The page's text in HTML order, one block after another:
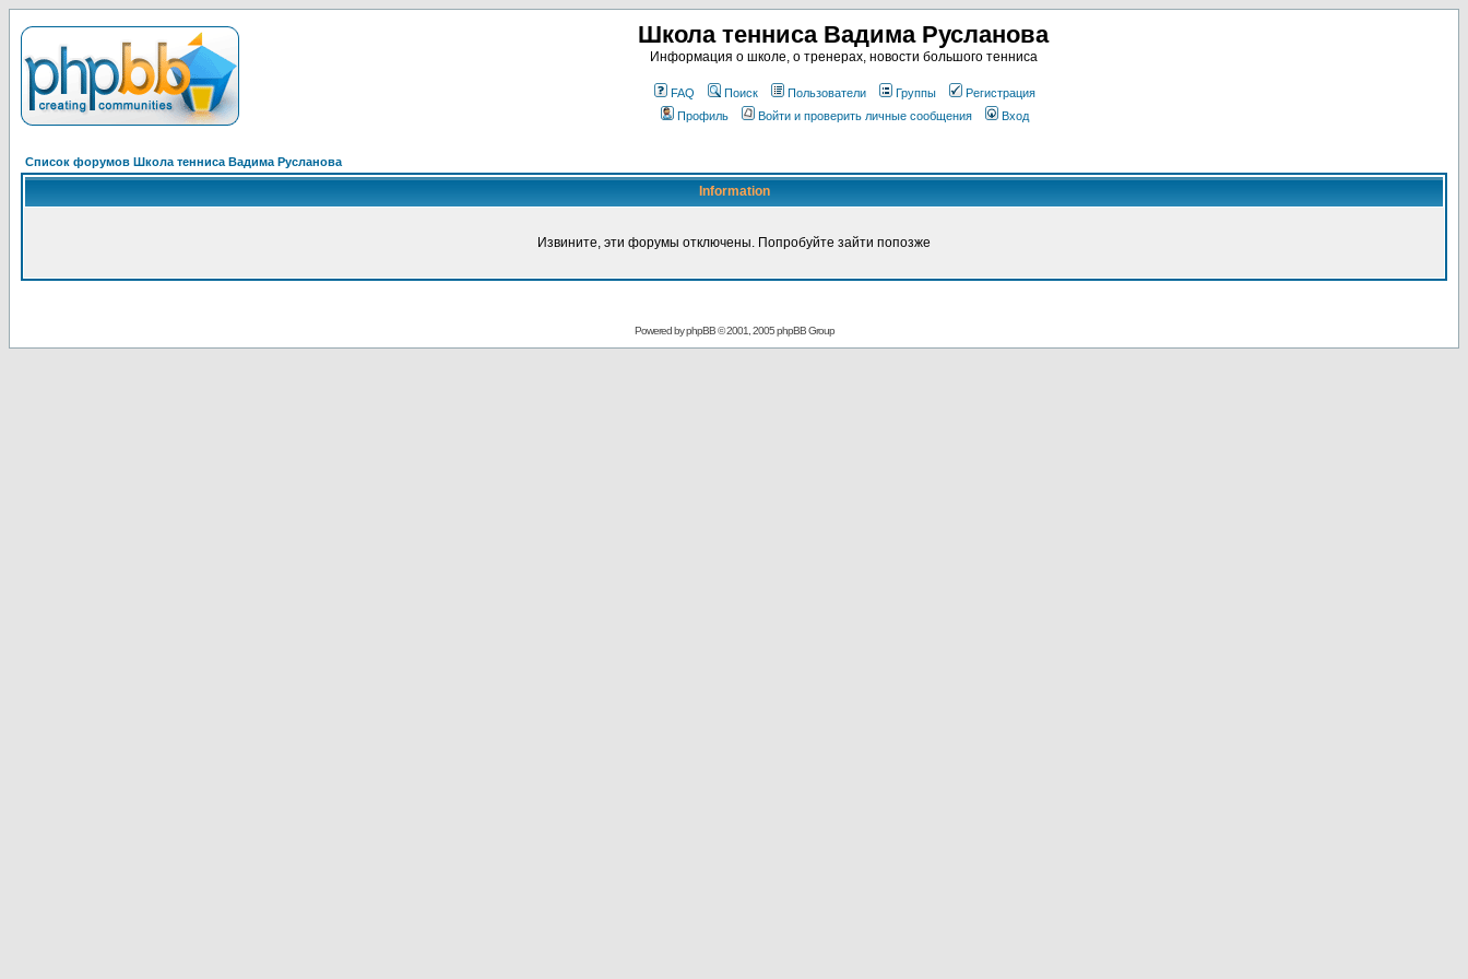
Школа тенниса Вадима Русланова
Информация о школе, о тренерах, новости большого тенниса
FAQ Поиск Пользователи Группы
Регистрация
Профиль
Войти и проверить личные сообщения Вход
Список форумов Школа тенниса Вадима Русланова
Information
Извините, эти форумы отключены. Попробуйте зайти попозже
Powered byphpBB© 2001, 2005 phpBB Group